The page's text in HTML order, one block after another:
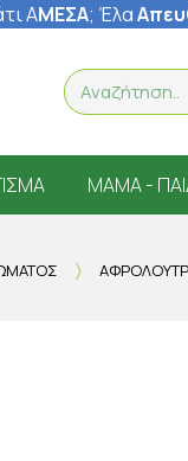
ΑΜΕΣΑ; Έλα
ΜΑΜΆ -